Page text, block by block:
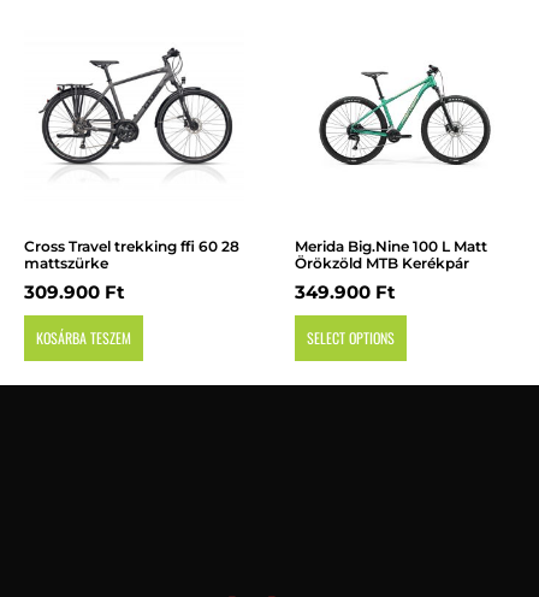
Cross Travel trekking ffi 60 28
mattszürke
309.900 Ft
KOSÁRBA TESZEM
Merida Big.Nine 100 L Matt
Örökzöld MTB Kerékpár
349.900 Ft
SELECT OPTIONS